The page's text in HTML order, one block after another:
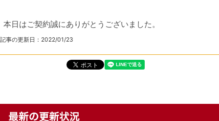
本日はご契約誠にありがとうございました。
記事の更新日： 2022/01/23